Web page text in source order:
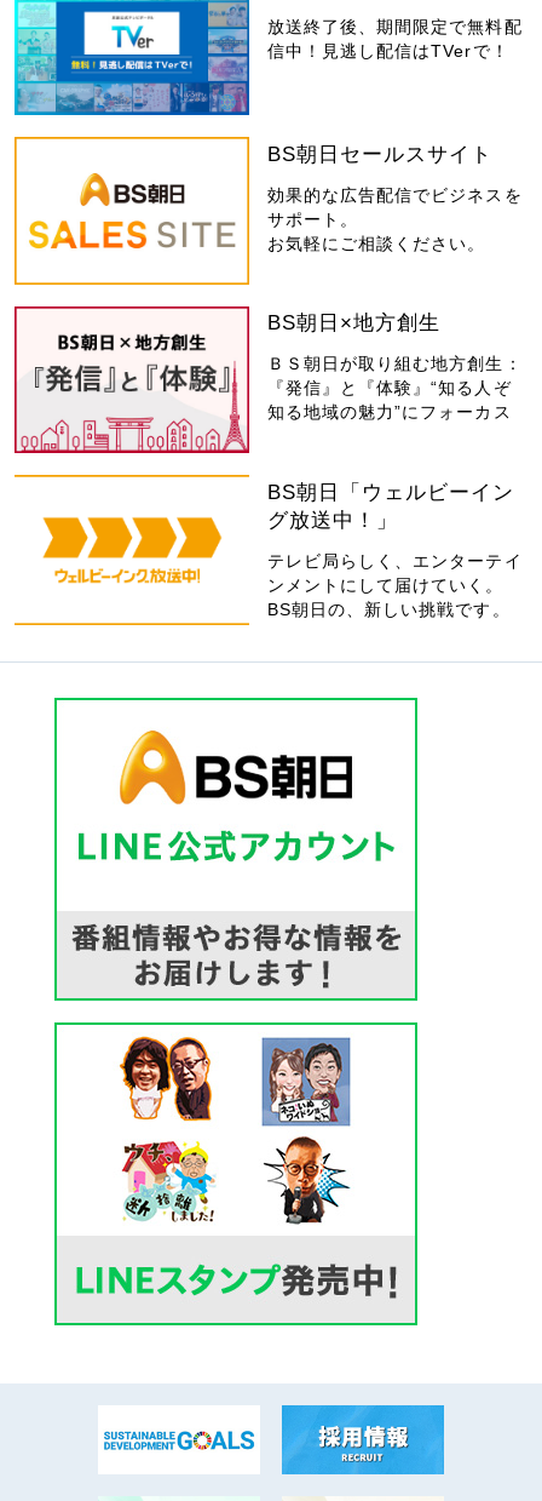
放送終了後、期間限定で無料配
信中！見逃し配信はTVerで！
BS朝日セールスサイト
効果的な広告配信でビジネスを
サポート。
お気軽にご相談ください。
BS朝日×地方創生
ＢＳ朝日が取り組む地方創生：
『発信』と『体験』“知る人ぞ
知る地域の魅力”にフォーカス
BS朝日「ウェルビーイン
グ放送中！」
テレビ局らしく、エンターテイ
ンメントにして届けていく。
BS朝日の、新しい挑戦です。